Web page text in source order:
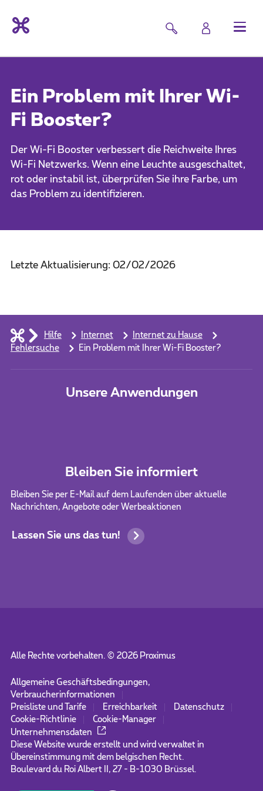
Ein Problem mit Ihrer Wi-
Fi Booster?
Der Wi-Fi Booster verbessert die Reichweite Ihres
Wi-Fi Netzwerks. Wenn eine Leuchte ausgeschaltet,
rot oder instabil ist, überprüfen Sie ihre Farbe, um
das Problem zu identifizieren.
Letzte Aktualisierung: 02/02/2026
Hilfe Internet
Internet zu Hause
Fehlersuche
Ein Problem mit Ihrer Wi-Fi Booster?
Unsere Anwendungen
Bleiben Sie informiert
Bleiben Sie per E-Mail auf dem Laufenden über aktuelle
Nachrichten, Angebote oder Werbeaktionen
Lassen Sie uns das tun!
Alle Rechte vorbehalten. © 2026Proximus
Allgemeine Geschäftsbedingungen,
Verbraucherinformationen
Preisliste und Tarife
Erreichbarkeit
Datenschutz
Cookie-Richtlinie
Cookie-Manager
Unternehmensdaten
Diese Website wurde erstellt und wird verwaltet in
Übereinstimmung mit dem belgischen Recht.
Boulevard du Roi Albert II, 27 - B-1030 Brüssel.